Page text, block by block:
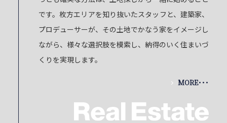
です。枚方エリアを知り抜いたスタッフと、建築家、
プロデューサーが、その土地でかなう家をイメージし
ながら、様々な選択肢を模索し、納得のいく住まいづ
くりを実現します。
MORE･･･